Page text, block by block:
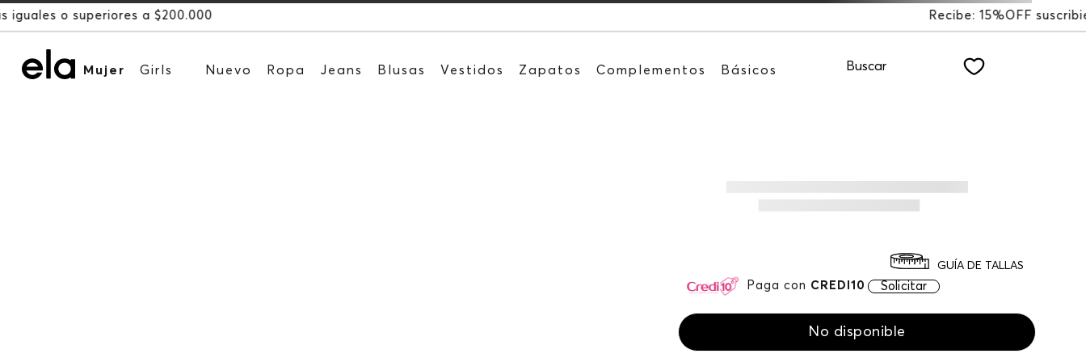
Recibe: 15%OFF suscribiéndote a nuestro NEWSLETTER
Mujer Girls Nuevo Ropa Jeans Blusas Vestidos Zapatos Complementos Básicos Buscar
Paga con CREDI10 Solicitar
GUÍA DE TALLAS
No disponible